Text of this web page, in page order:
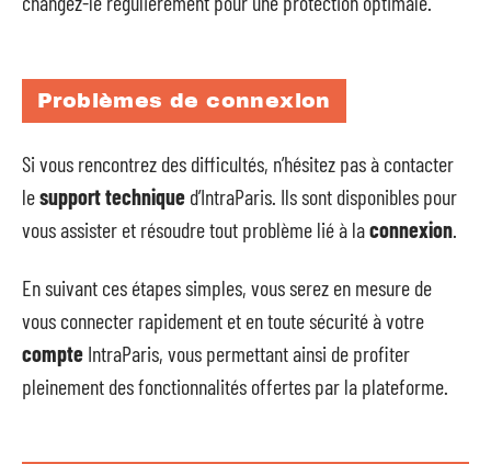
Problèmes de connexion
Si vous rencontrez des difficultés, n’hésitez pas à contacter
lesupport technique d’IntraParis. Ils sont disponibles pour
vous assister et résoudre tout problème lié à laconnexion.
En suivant ces étapes simples, vous serez en mesure de
vous connecter rapidement et en toute sécurité à votre
compte IntraParis, vous permettant ainsi de profiter
pleinement des fonctionnalités offertes par la plateforme.